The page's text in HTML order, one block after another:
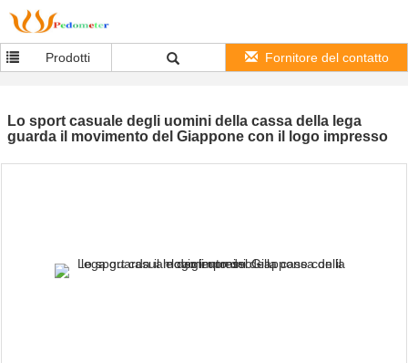
Prodotti Fornitore del contatto
Lo sport casuale degli uomini della cassa della lega
guarda il movimento del Giappone con il logo impresso